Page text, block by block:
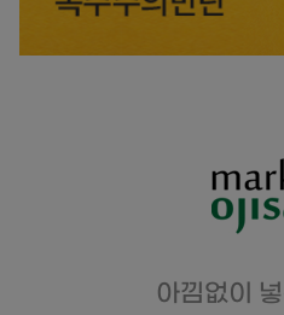
아낌없이